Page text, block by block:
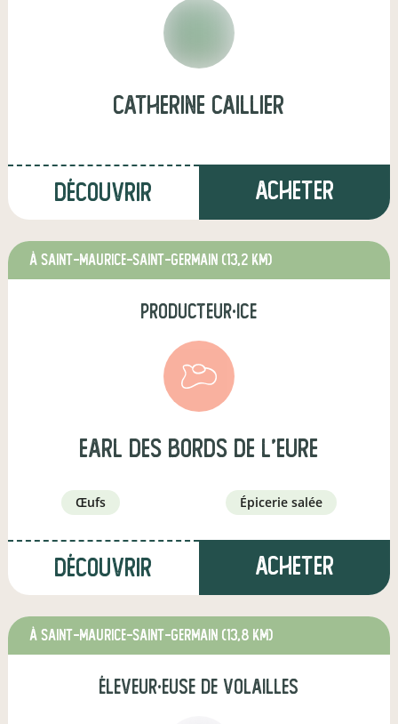
catherine caillier
Découvrir Acheter
à SAINT-MAURICE-SAINT-GERMAIN (13,2 km)
producteur·ice
earl des bords de l'eure
œufs épicerie salée
Découvrir Acheter
à Saint-Maurice-Saint-Germain (13,8 km)
éleveur·euse de volailles